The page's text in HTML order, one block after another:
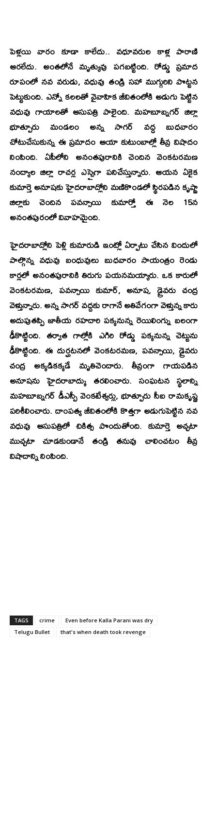
పెళ్లయి వారం కూడా కాలేదు.. వధూవరుల కాళ్ల పారాణి
ఆరలేదు. అంతలోనే మృత్యువు పగబట్టింది. రోడ్డు ప్రమాద
రూపంలో నవ వరుడు, వధువు తండ్రి సహా ముగ్గురిని పొట్టన
పెట్టుకుంది. ఎన్నో కలలతో వైవాహిక జీవితంలోకి అడుగు పెట్టిన
వధువు గాయాలతో ఆసుపత్రి పాలైంది. మహబూబ్నగర్ జిల్లా
భూత్పూరు మండలం అన్న సాగర్ వద్ద బుధవారం
చోటుచేసుకున్న ఈ ప్రమాదం ఆయా కుటుంబాల్లో తీవ్ర విషాదం
నింపింది. ఏపీలోని అనంతపురానికి చెందిన వెంకటరమణ
నంద్యాల జిల్లా రాచర్ల ఎస్సైగా పనిచేస్తున్నారు. ఆయన ఏకైక
కుమార్తె అనూషకు హైదరాబాద్లోని మణికొండలో స్థిరపడిన కృష్ణా
జిల్లాకు చెందిన పవన్సాయి కుమార్తో ఈ నెల 15న
అనంతపురంలో వివాహమైంది.
హైదరాబాద్లోని పెళ్లి కుమారుడి ఇంట్లో ఏర్పాటు చేసిన విందులో
పాల్గొన్న వధువు బంధువులు బుధవారం సాయంత్రం రెండు
కార్లలో అనంతపురానికి తిరుగు పయనమయ్యారు. ఒక కారులో
వెంకటరమణ, పవన్సాయి కుమార్, అనూష, డ్రైవరు చంద్ర
వెళ్తున్నారు. అన్న సాగర్ వద్దకు రాగానే అతివేగంగా వెళ్తున్న కారు
అదుపుతప్పి జాతీయ రహదారి పక్కనున్న రెయిలింగ్ను బలంగా
ఢీకొట్టింది. తర్వాత గాల్లోకి ఎగిరి రోడ్డు పక్కనున్న చెట్టును
ఢీకొట్టింది. ఈ దుర్ఘటనలో వెంకటరమణ, పవన్సాయి, డ్రైవరు
చంద్ర అక్కడికక్కడే మృతిచెందారు. తీవ్రంగా గాయపడిన
అనూషను హైదరాబాద్కు తరలించారు. సంఘటన స్థలాన్ని
మహబూబ్నగర్ డీఎస్పీ వెంకటేశ్వర్లు, భూత్పూరు సీఐ రామకృష్ణ
పరిశీలించారు. దాంపత్య జీవితంలోకి కొత్తగా అడుగుపెట్టిన నవ
వధువు ఆసుపత్రిలో చికిత్స పొందుతోంది. కుమార్తె అచ్చటా
ముచ్చటా చూడకుండానే తండ్రి తనువు చాలించటం తీవ్ర
విషాదాన్ని నింపింది.
TAGS crime
Even before Kalla Parani was dry
Telugu Bullet
that's when death took revenge